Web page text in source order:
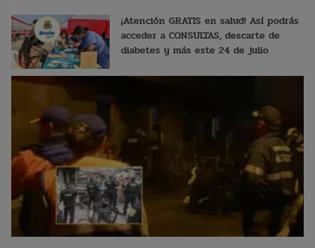
¡Atención GRATIS en salud! Así podrás
acceder a CONSULTAS, descarte de
diabetes y más este 24 de julio